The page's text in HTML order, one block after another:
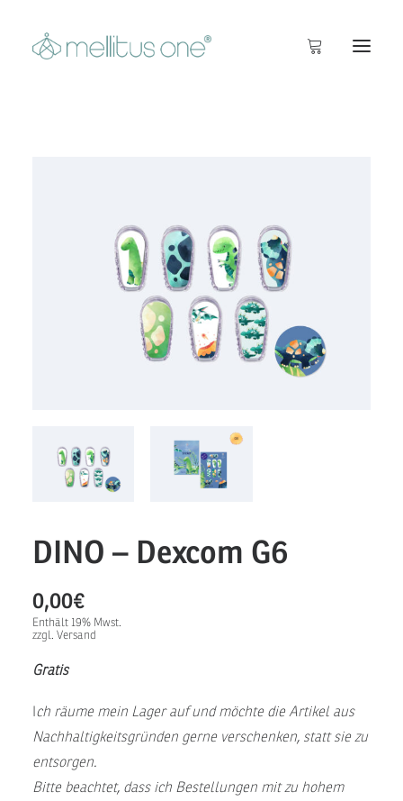
DINO – Dexcom G6
0,00€
Enthält 19% Mwst.
zzgl. Versand
Gratis
Ich räume mein Lager auf und möchte die Artikel aus
Nachhaltigkeitsgründen gerne verschenken, statt sie zu
entsorgen.
Bitte beachtet, dass ich Bestellungen mit zu hohem